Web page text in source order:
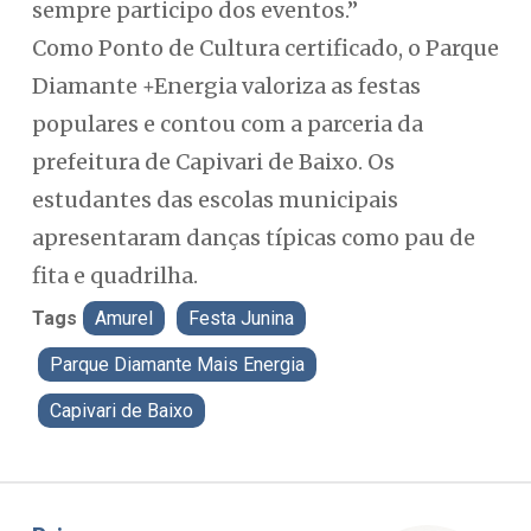
sempre participo dos eventos.”
Como Ponto de Cultura certificado, o Parque
Diamante +Energia valoriza as festas
populares e contou com a parceria da
prefeitura de Capivari de Baixo. Os
estudantes das escolas municipais
apresentaram danças típicas como pau de
fita e quadrilha.
Tags Amurel Festa Junina
Parque Diamante Mais Energia
Capivari de Baixo